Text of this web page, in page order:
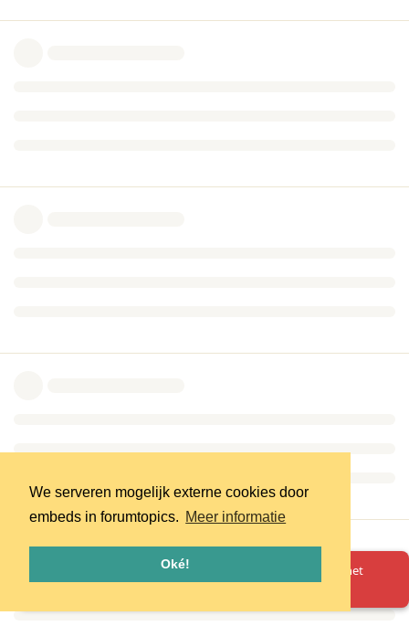
We serveren mogelijk externe cookies door
embeds in forumtopics. Meer informatie
Oké!
Oeps! Er is iets misgegaan. Herlaad de pagina en probeer het
opnieuw.